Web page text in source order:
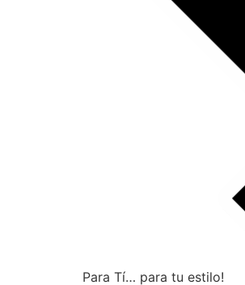
Para Tí… para tu estilo!